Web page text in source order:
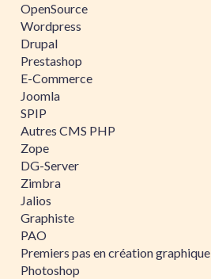
OpenSource
Wordpress
Drupal
Prestashop
E-Commerce
Joomla
SPIP
Autres CMS PHP
Zope
DG-Server
Zimbra
Jalios
Graphiste
PAO
Premiers pas en création graphique
Photoshop